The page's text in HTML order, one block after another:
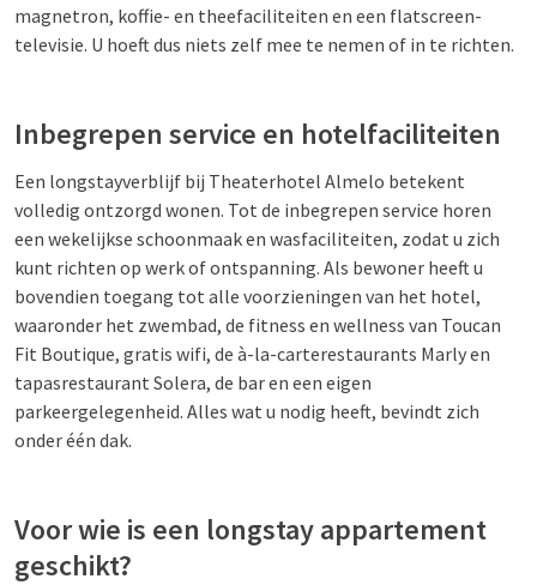
magnetron, koffie- en theefaciliteiten en een flatscreen-
televisie. U hoeft dus niets zelf mee te nemen of in te richten.
Inbegrepen service en hotelfaciliteiten
Een longstayverblijf bij Theaterhotel Almelo betekent
volledig ontzorgd wonen. Tot de inbegrepen service horen
een wekelijkse schoonmaak en wasfaciliteiten, zodat u zich
kunt richten op werk of ontspanning. Als bewoner heeft u
bovendien toegang tot alle voorzieningen van het hotel,
waaronder het zwembad, de fitness en wellness van Toucan
Fit Boutique, gratis wifi, de à-la-carterestaurants Marly en
tapasrestaurant Solera, de bar en een eigen
parkeergelegenheid. Alles wat u nodig heeft, bevindt zich
onder één dak.
Voor wie is een longstay appartement
geschikt?